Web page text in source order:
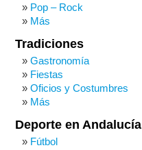
Pop – Rock
Más
Tradiciones
Gastronomía
Fiestas
Oficios y Costumbres
Más
Deporte en Andalucía
Fútbol